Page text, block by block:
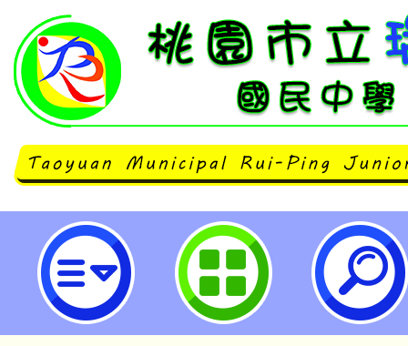
「2026 中文能力測驗中心夏季全
市立瑞坪國民中學